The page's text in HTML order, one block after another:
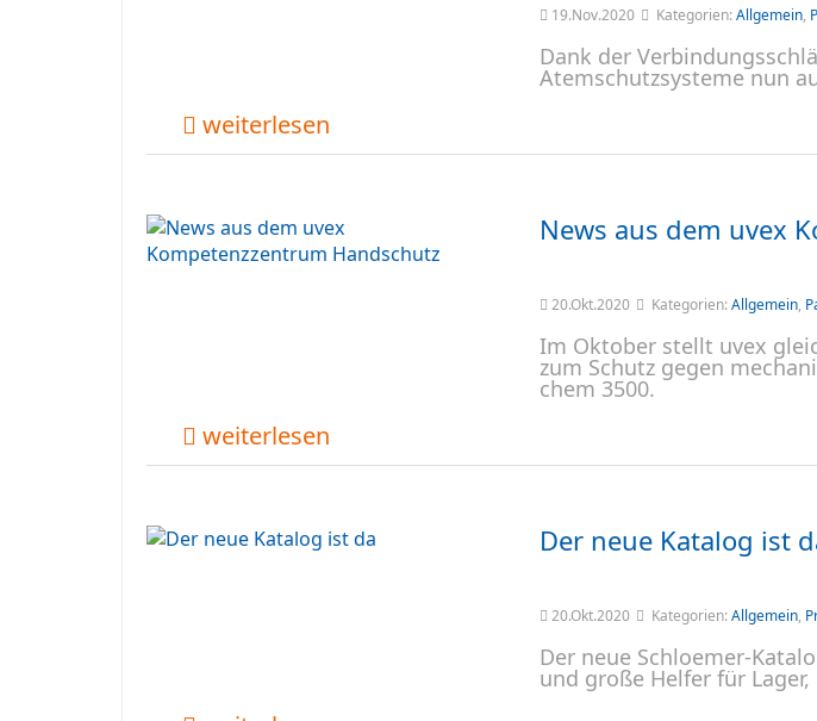
19.Nov.2020 Kategorien:Allgemein,
Dank der
Atemschutzsysteme nun
weiterlesen
News aus dem uvex
20.Okt.2020 Kategorien:Allgemein,
Im Oktober stellt uvex
zum Schutz gegen
chem 3500.
weiterlesen
Der neue Katalog ist
20.Okt.2020 Kategorien:Allgemein,
Der neue Schloemer-
und große Helfer für